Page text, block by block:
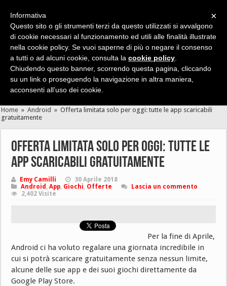
Cerca velocemente news, recensioni, guide, app, giochi ...
Home » Android » Offerta limitata solo per oggi: tutte le app scaricabili
gratuitamente
Offerta limitata solo per oggi: tutte le
app scaricabili gratuitamente
Emy Camilli
30 Aprile 2018
Android ,App, Giochi, Offerte
Lascia un commento
2,402 Visite
Per la fine di Aprile,
Android ci ha voluto regalare una giornata incredibile in
cui si potrà scaricare gratuitamente senza nessun limite,
alcune delle sue app e dei suoi giochi direttamente da
Google Play Store.
×
Informativa
Questo sito o gli strumenti terzi da questo utilizzati si avvalgono
di cookie necessari al funzionamento ed utili alle finalità illustrate
nella cookie policy. Se vuoi saperne di più o negare il consenso
a tutti o ad alcuni cookie, consulta la cookie policy
Chiudendo questo banner, scorrendo questa pagina, cliccando
su un link o proseguendo la navigazione in altra maniera,
acconsenti all’uso dei cookie.